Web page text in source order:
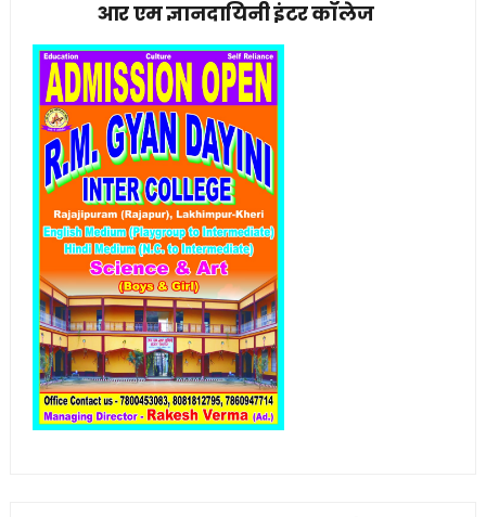
आर एम ज्ञानदायिनी इंटर कॉलेज